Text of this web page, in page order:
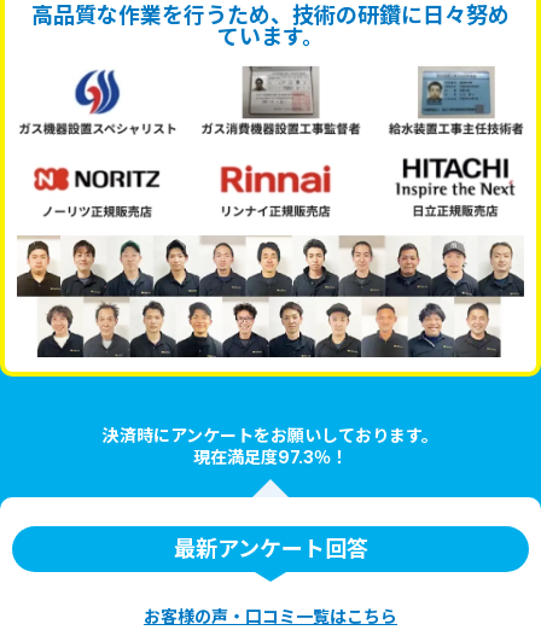
高品質な作業を行うため、技術の研鑽に日々努め
ています。
決済時にアンケートをお願いしております。
現在満足度97.3％！
最新アンケート回答
お客様の声・口コミ一覧はこちら